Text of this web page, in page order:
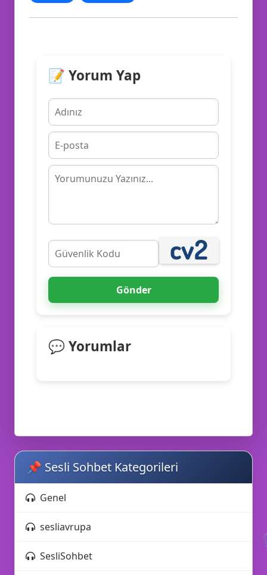
📱
📝 Yorum Yap
Gönder
💬 Yorumlar
📌 Sesli Sohbet Kategorileri
Genel
sesliavrupa
SesliSohbet